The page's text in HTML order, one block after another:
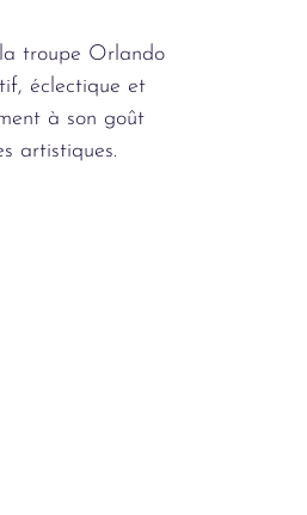
troupe Orlando
éclectique et
à son goût
artistiques.